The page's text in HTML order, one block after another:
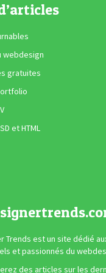
webdesign
gratuites
et HTML
Trends est un site dédié
et passionnés du
des articles sur les